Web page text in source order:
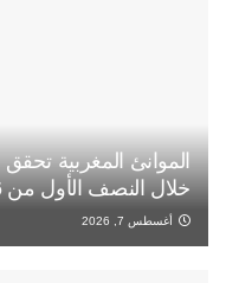
خلال النصف الأول من 2026
أغسطس 7, 2026